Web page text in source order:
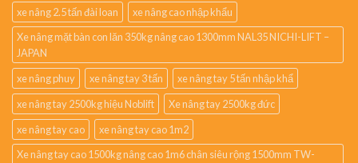
xe nâng 2.5 tấn đài loan
xe nâng cao nhập khẩu
Xe nâng mặt bàn con lăn 350kg nâng cao 1300mm NAL35 NICHI-LIFT –
JAPAN
xe nâng phuy
xe nâng tay 3 tấn
xe nâng tay 5 tấn nhập khẩ
xe nâng tay 2500kg hiệu Noblift
Xe nâng tay 2500kg đức
xe nâng tay cao
xe nâng tay cao 1m2
Xe nâng tay cao 1500kg nâng cao 1m6 chân siêu rộng 1500mm TW-